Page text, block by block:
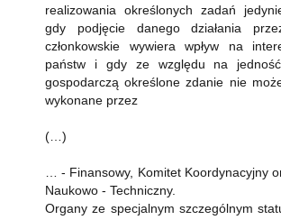
realizowania określonych zadań
gdy podjęcie danego działania
członkowskie wywiera wpływ na
państw i gdy ze względu na
gospodarczą określone zdanie nie
wykonane przez
(…)
… - Finansowy, Komitet Koordynacyjny
Naukowo - Techniczny.
Organy ze specjalnym szczególnym